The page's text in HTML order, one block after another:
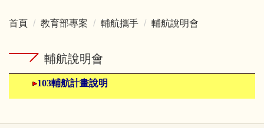
首頁 教育部專案 輔航攜手 輔航說明會
輔航說明會
103輔航計畫說明